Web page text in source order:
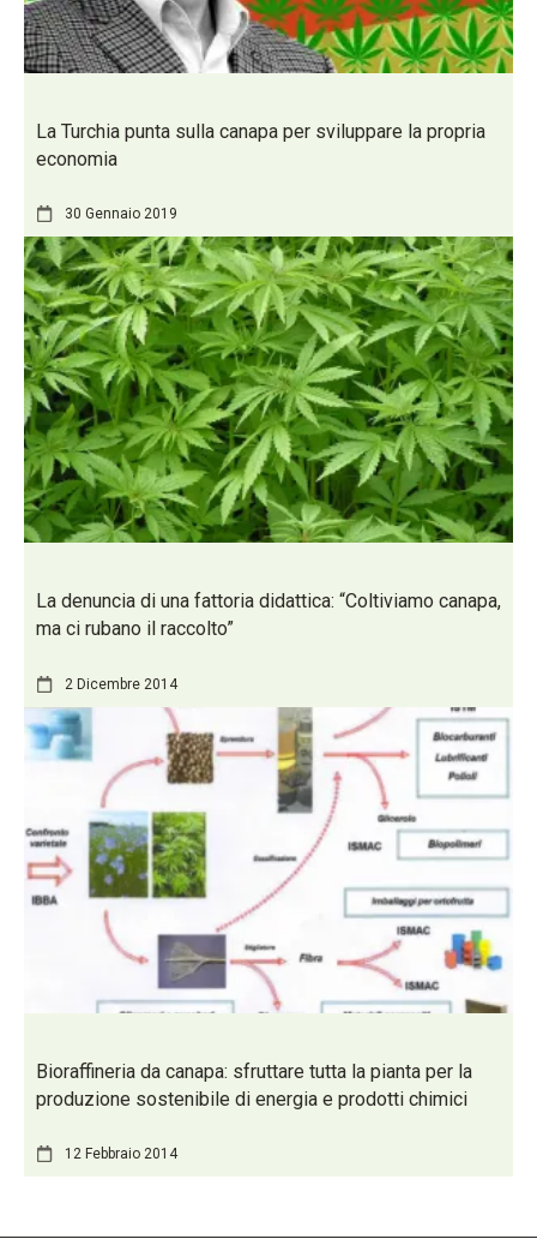
La Turchia punta sulla canapa per sviluppare la propria
economia
30 Gennaio 2019
La denuncia di una fattoria didattica: “Coltiviamo canapa,
ma ci rubano il raccolto”
2 Dicembre 2014
Bioraffineria da canapa: sfruttare tutta la pianta per la
produzione sostenibile di energia e prodotti chimici
12 Febbraio 2014